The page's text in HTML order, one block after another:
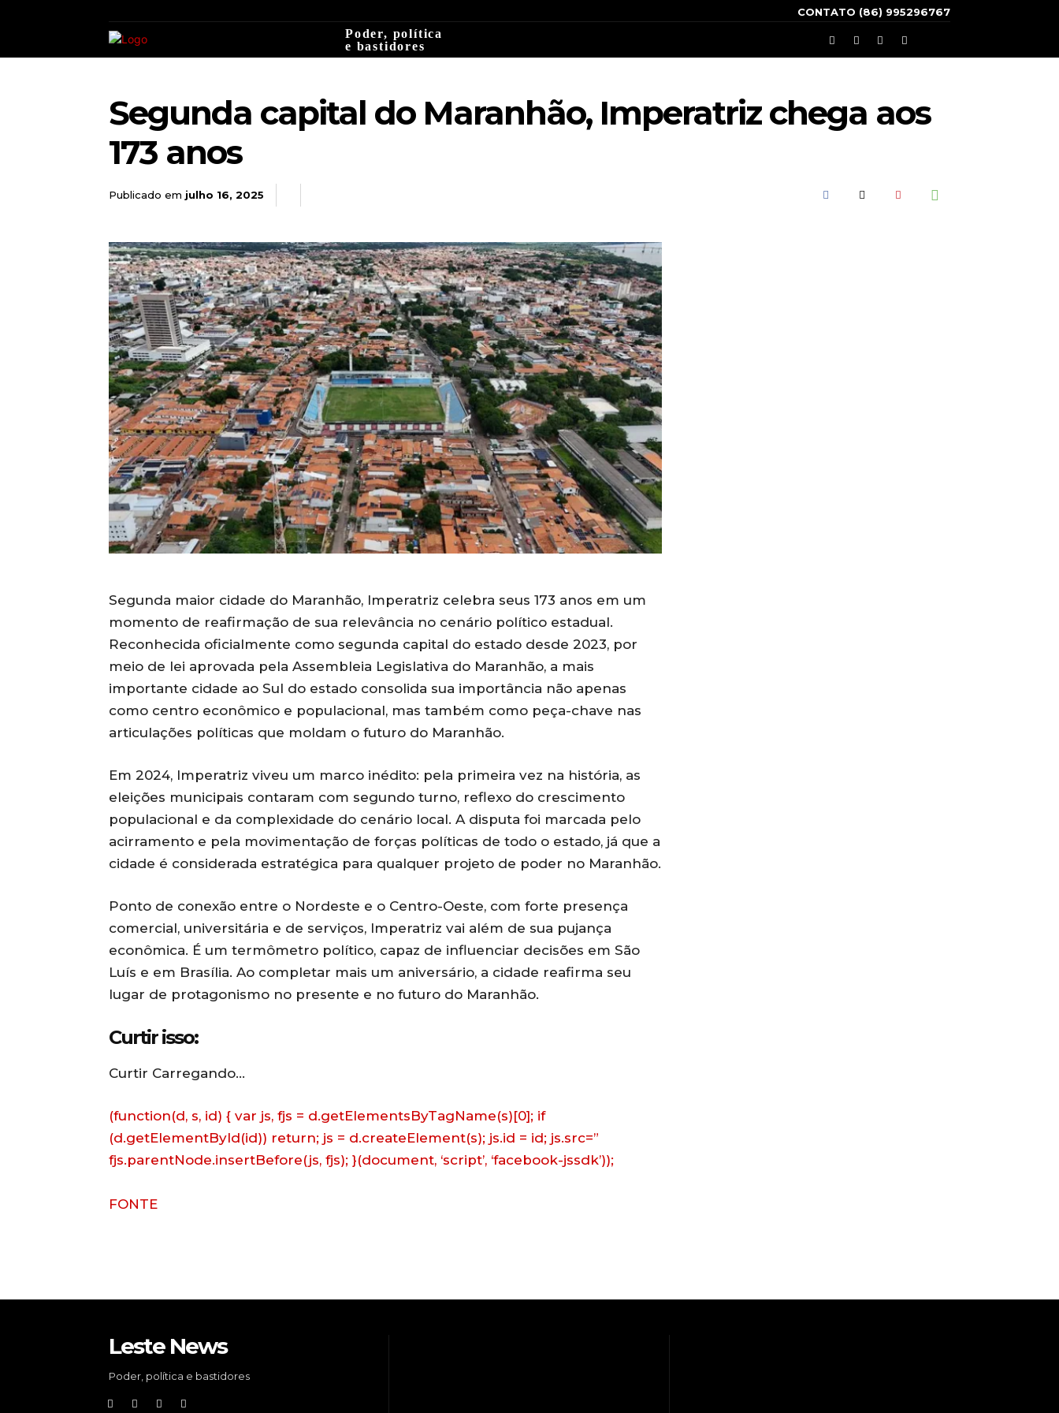
CONTATO (86) 995296767
Poder, política
e bastidores
Segunda capital do Maranhão, Imperatriz chega aos
173 anos
Publicado em julho 16, 2025
Segunda maior cidade do Maranhão, Imperatriz celebra seus 173 anos em um
momento de reafirmação de sua relevância no cenário político estadual.
Reconhecida oficialmente como segunda capital do estado desde 2023, por
meio de lei aprovada pela Assembleia Legislativa do Maranhão, a mais
importante cidade ao Sul do estado consolida sua importância não apenas
como centro econômico e populacional, mas também como peça-chave nas
articulações políticas que moldam o futuro do Maranhão.
Em 2024, Imperatriz viveu um marco inédito: pela primeira vez na história, as
eleições municipais contaram com segundo turno, reflexo do crescimento
populacional e da complexidade do cenário local. A disputa foi marcada pelo
acirramento e pela movimentação de forças políticas de todo o estado, já que a
cidade é considerada estratégica para qualquer projeto de poder no Maranhão.
Ponto de conexão entre o Nordeste e o Centro-Oeste, com forte presença
comercial, universitária e de serviços, Imperatriz vai além de sua pujança
econômica. É um termômetro político, capaz de influenciar decisões em São
Luís e em Brasília. Ao completar mais um aniversário, a cidade reafirma seu
lugar de protagonismo no presente e no futuro do Maranhão.
Curtir isso:
Curtir Carregando…
(function(d, s, id) { var js, fjs = d.getElementsByTagName(s)[0]; if
(d.getElementById(id)) return; js = d.createElement(s); js.id = id; js.src=”
fjs.parentNode.insertBefore(js, fjs); }(document, ‘script’, ‘facebook-jssdk’));
FONTE
Leste News
Poder, política e bastidores